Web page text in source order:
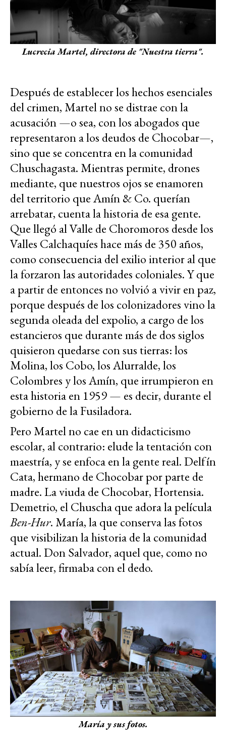
Lucrecia Martel, directora de "Nuestra tierra".
Después de establecer los hechos esenciales
del crimen, Martel no se distrae con la
acusación —o sea, con los abogados que
representaron a los deudos de Chocobar—,
sino que se concentra en la comunidad
Chuschagasta. Mientras permite, drones
mediante, que nuestros ojos se enamoren
del territorio que Amín & Co. querían
arrebatar, cuenta la historia de esa gente.
Que llegó al Valle de Choromoros desde los
Valles Calchaquíes hace más de 350 años,
como consecuencia del exilio interior al que
la forzaron las autoridades coloniales. Y que
a partir de entonces no volvió a vivir en paz,
porque después de los colonizadores vino la
segunda oleada del expolio, a cargo de los
estancieros que durante más de dos siglos
quisieron quedarse con sus tierras: los
Molina, los Cobo, los Alurralde, los
Colombres y los Amín, que irrumpieron en
esta historia en 1959 — es decir, durante el
gobierno de la Fusiladora.
Pero Martel no cae en un didacticismo
escolar, al contrario: elude la tentación con
maestría, y se enfoca en la gente real. Delfín
Cata, hermano de Chocobar por parte de
madre. La viuda de Chocobar, Hortensia.
Demetrio, el Chuscha que adora la película
Ben-Hur. María, la que conserva las fotos
que visibilizan la historia de la comunidad
actual. Don Salvador, aquel que, como no
sabía leer, firmaba con el dedo.
María y sus fotos.